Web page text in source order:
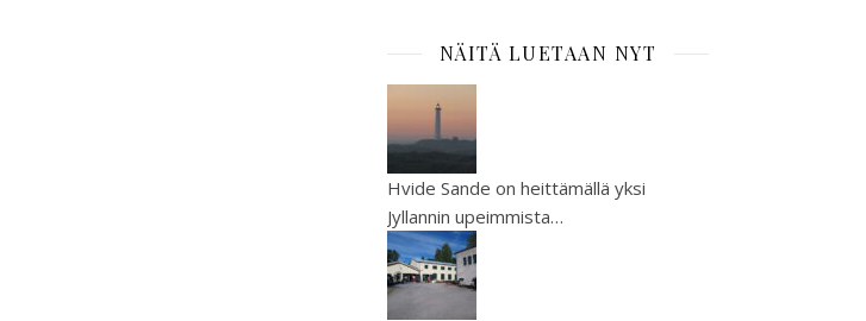
NÄITÄ LUETAAN NYT
Hvide Sande on heittämällä yksi
Jyllannin upeimmista…